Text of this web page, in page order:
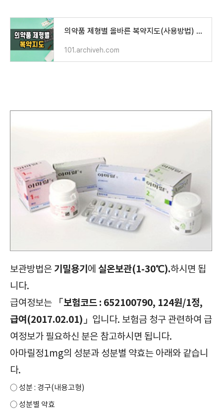
의약품 제형별 올바른 복약지도(사용방법) 및 주의사항
101.archiveh.com
보관방법은 기밀용기 에 실온보관(1-30℃).하시면 됩
니다.
급여정보는
「보험코드 : 652100790, 124원/1정,
급여(2017.02.01)」 입니다. 보험금 청구 관련하여 급
여정보가 필요하신 분은 참고하시면 됩니다.
아마릴정1mg의 성분과 성분별 약효는 아래와 같습니
다.
○ 성분 : 경구(내용고형)
○ 성분별 약효